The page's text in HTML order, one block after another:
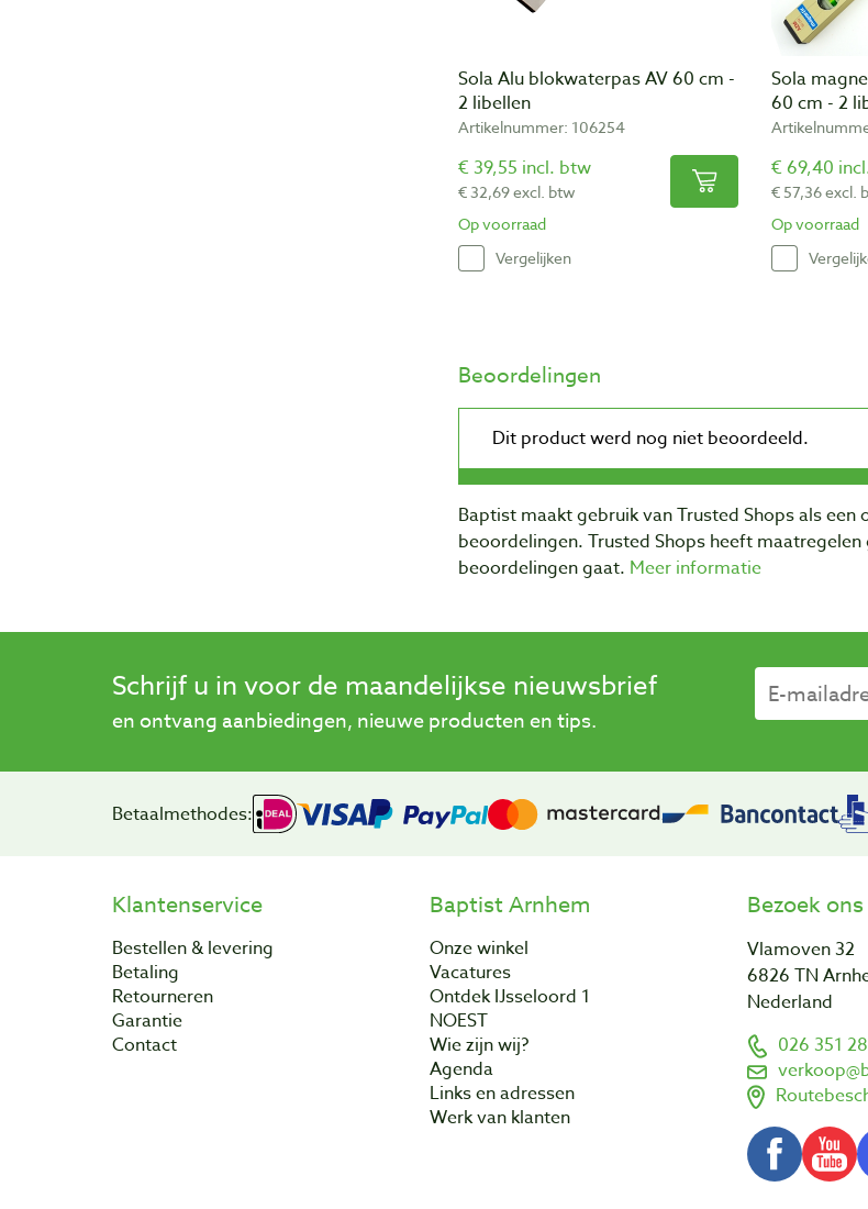
Sola Alu blokwaterpas AV 60 cm -
2 libellen
Artikelnummer: 106254
€ 39,55 incl. btw
€ 32,69 excl. btw
Op voorraad
Vergelijken
Sola
60 cm - 2
€ 69,40
€ 57,36 excl.
Op voorraad
Beoordelingen
Baptist maakt gebruik van Trusted Shops als
beoordelingen. Trusted Shops heeft
beoordelingen gaat. Meer informatie
Schrijf u in voor de maandelijkse nieuwsbrief
en ontvang aanbiedingen, nieuwe producten en tips.
Betaalmethodes:
Klantenservice
Bestellen & levering
Betaling
Retourneren
Garantie
Contact
Baptist Arnhem
Onze winkel
Vacatures
Ontdek IJsseloord 1
NOEST
Wie zijn wij?
Agenda
Links en adressen
Werk van klanten
Bezoek ons
Vlamoven 32
6826 TN
Nederland
026 351